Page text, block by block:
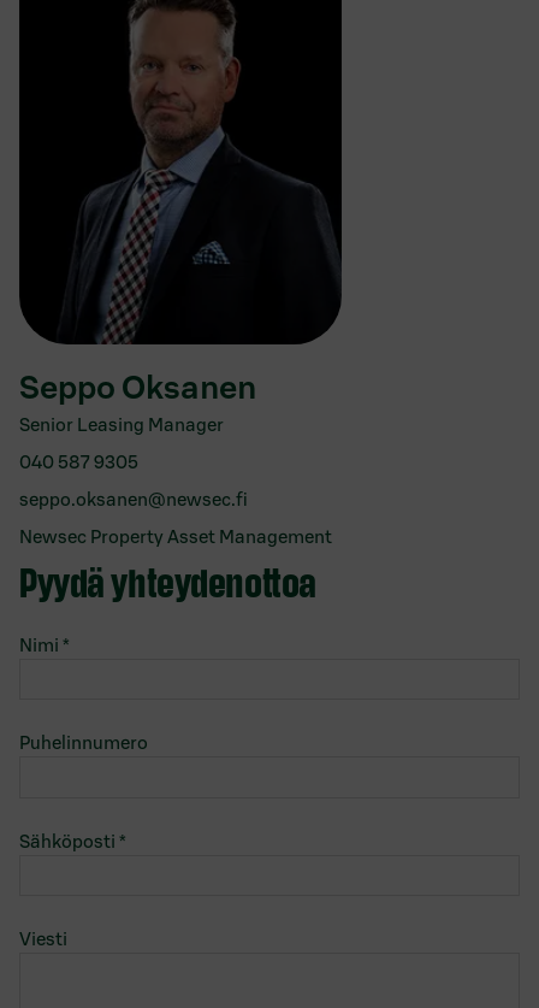
Seppo Oksanen
Senior Leasing Manager
040 587 9305
seppo.oksanen@newsec.fi
Newsec Property Asset Management
Pyydä yhteydenottoa
Nimi *
Puhelinnumero
Sähköposti *
Viesti